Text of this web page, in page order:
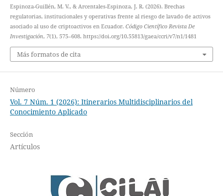
Espinoza-Guillén, M. V., & Arcentales-Espinoza, J. R. (2026). Brechas
regulatorias, institucionales y operativas frente al riesgo de lavado de activos
asociado al uso de criptoactivos en Ecuador. Código Científico Revista De
Investigación, 7(1), 575–608. https://doi.org/10.55813/gaea/ccri/v7/n1/1481
Más formatos de cita
Número
Vol. 7 Núm. 1 (2026): Itinerarios Multidisciplinarios del
Conocimiento Aplicado
Sección
Artículos